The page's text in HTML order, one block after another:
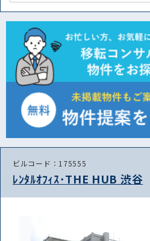
ビルコード：175555
ﾚﾝﾀﾙｵﾌｨｽ･THE HUB 渋谷